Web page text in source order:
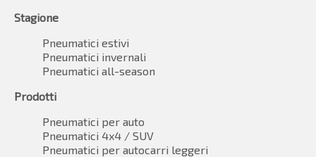
Stagione
Pneumatici estivi
Pneumatici invernali
Pneumatici all-season
Prodotti
Pneumatici per auto
Pneumatici 4x4 / SUV
Pneumatici per autocarri leggeri